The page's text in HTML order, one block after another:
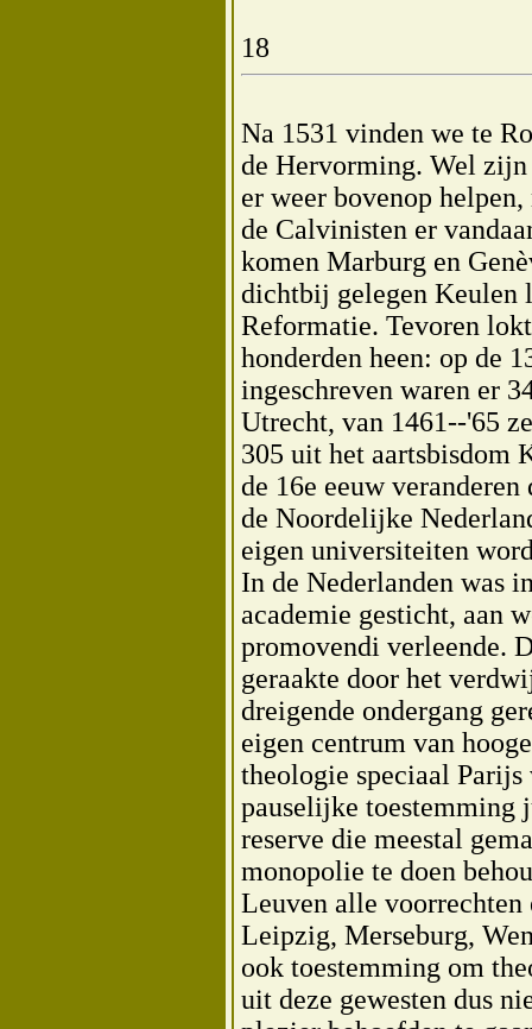
18
Na 1531 vinden we te
de Hervorming. Wel zijn
er weer bovenop
de Calvinisten er
komen Marburg en
dichtbij gelegen Keulen
Reformatie. Tevoren
honderden heen: op de
ingeschreven waren er
Utrecht, van 1461--'65
305 uit het aartsbisdom
de 16e eeuw
de Noordelijke
eigen universiteiten
In de Nederlanden was
academie gesticht, aan
promovendi verleende.
geraakte door het
dreigende ondergang
eigen centrum van
theologie speciaal
pauselijke toestemming
reserve die meestal
monopolie te doen
Leuven alle
Leipzig, Merseburg,
ook toestemming om
uit deze gewesten dus